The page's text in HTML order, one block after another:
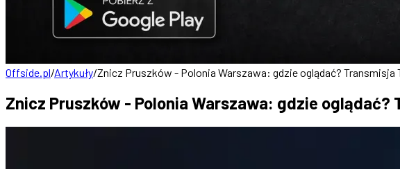
Offside.pl/Artykuły/Znicz Pruszków - Polonia Warszawa: gdzie oglądać? Transmisja
Znicz Pruszków - Polonia Warszawa: gdzie oglądać?